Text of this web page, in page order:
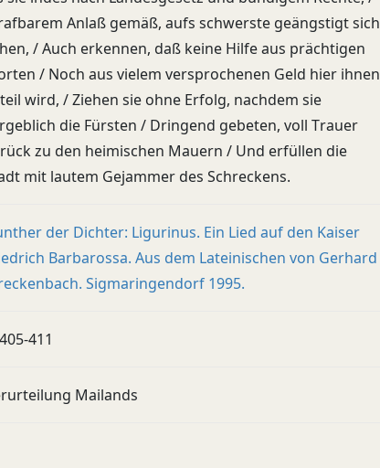
Anlaß gemäß, aufs schwerste geängstigt sich
/ Auch erkennen, daß keine Hilfe aus prächtigen
/ Noch aus vielem versprochenen Geld hier ihnen
wird, / Ziehen sie ohne Erfolg, nachdem sie
die Fürsten / Dringend gebeten, voll Trauer
zu den heimischen Mauern / Und erfüllen die
mit lautem Gejammer des Schreckens.
der Dichter: Ligurinus. Ein Lied auf den Kaiser
Barbarossa. Aus dem Lateinischen von Gerhard
Sigmaringendorf 1995.
411
Mailands